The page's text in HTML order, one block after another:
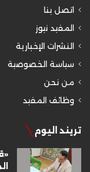
اتصل بنا
المفيد نيوز
النشرات الإخبارية
سياسة الخصوصية
من نحن
وظائف المفيد
تريند اليوم